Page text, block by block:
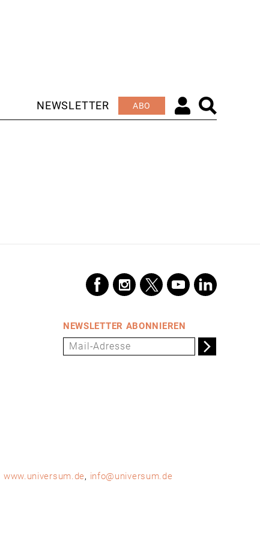
NEWSLETTER ABO
NEWSLETTER ABONNIEREN
www.universum.de, info@universum.de